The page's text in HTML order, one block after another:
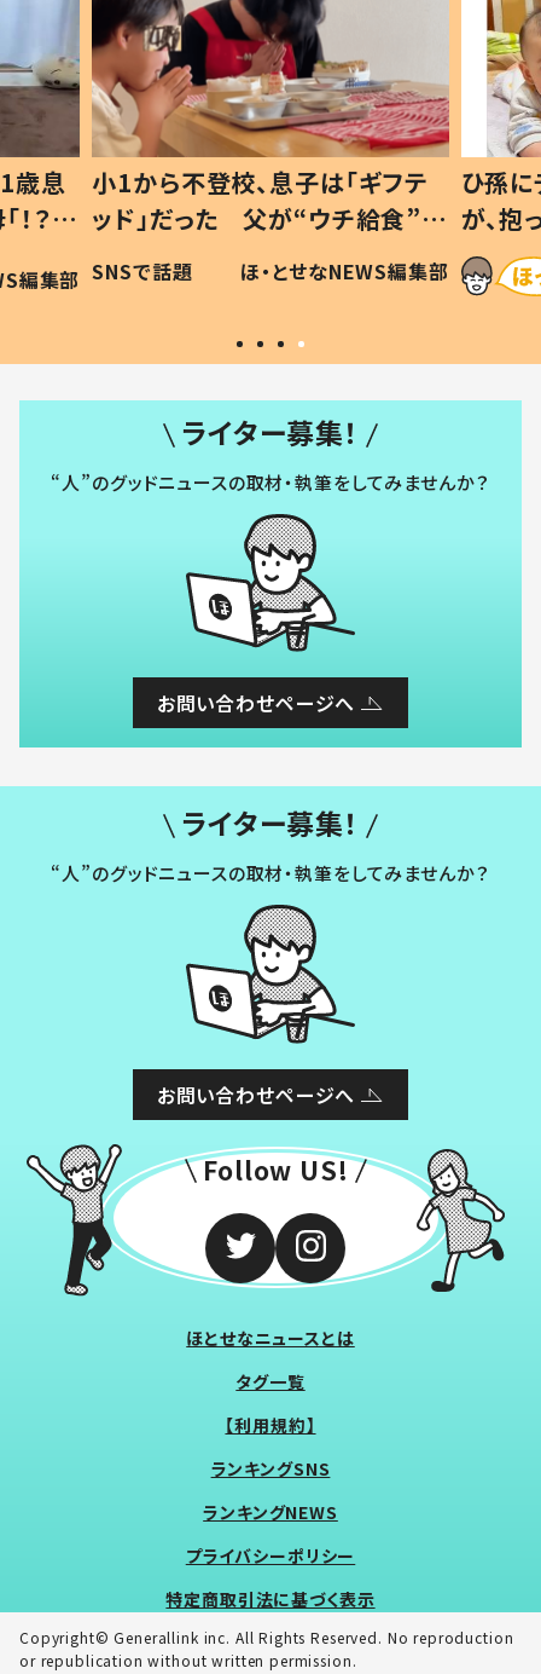
歳息
？」
編集部
小1から不登校、息子は「ギフテ
ッド」だった 父が“ウチ給食”を
作り続ける理由とは #令和の親
#令和の子
SNSで話題 ほ・とせなNEWS編集部
ひ孫
が、
「涙が
い」
ライター募集！
“人”のグッドニュースの取材・執筆をしてみませんか？
お問い合わせページへ
ライター募集！
“人”のグッドニュースの取材・執筆をしてみませんか？
お問い合わせページへ
Follow US!
ほとせなニュースとは
タグ一覧
【利用規約】
ランキングSNS
ランキングNEWS
プライバシーポリシー
特定商取引法に基づく表示
Copyright© Generallink inc. All Rights Reserved. No reproduction
or republication without written permission.